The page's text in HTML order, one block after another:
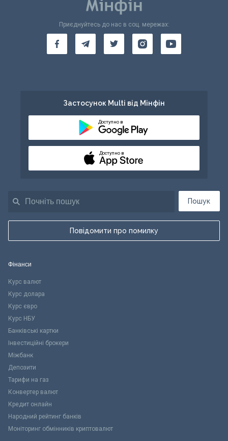
Пошук
Повідомити про помилку
Приєднуйтесь до нас в соц. мережах:
Застосунок Multi від Мінфін
Доступно в
Доступно в
Фінанси
Курс валют
Курс долара
Курс євро
Курс НБУ
Банківські картки
Інвестиційні брокери
Міжбанк
Депозити
Тарифи на газ
Конвертер валют
Кредит онлайн
Народний рейтинг банків
Моніторинг обмінників криптовалют